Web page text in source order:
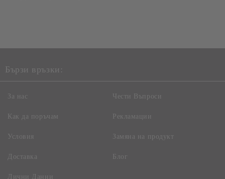
Бързи връзки:
За нас
Как да поръчам
Условия
Доставка
Чести Въпроси
Рекламации
Замяна на продукт
Блог
Лични Данни